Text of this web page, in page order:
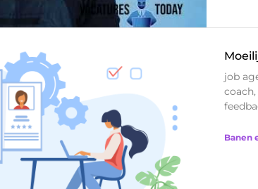
job
Banen